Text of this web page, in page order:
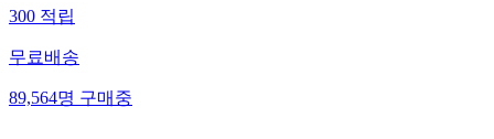
300 적립
무료배송
89,564명 구매중